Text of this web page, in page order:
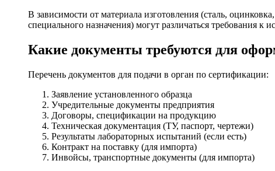
В зависимости от материала изготовления (сталь,
специального назначения) могут различаться требования к
Какие документы требуются для
Перечень документов для подачи в орган по сертификации:
Заявление установленного образца
Учредительные документы предприятия
Договоры, спецификации на продукцию
Техническая документация (ТУ, паспорт, чертежи)
Результаты лабораторных испытаний (если есть)
Контракт на поставку (для импорта)
Инвойсы, транспортные документы (для импорта)